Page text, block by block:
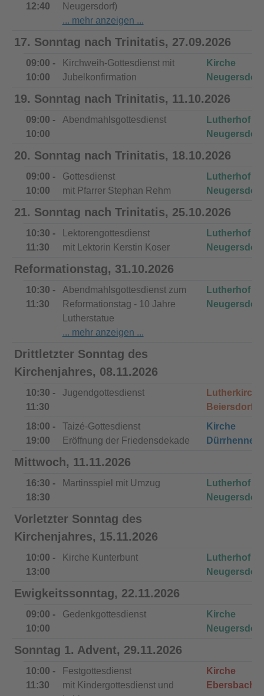
12:40
Neugersdorf)
17. Sonntag nach Trinitatis, 27.09.2026
09:00 -
10:00
Kirchweih-Gottesdienst mit
Jubelkonfirmation
Kirche
Neugersdorf
19. Sonntag nach Trinitatis, 11.10.2026
09:00 -
10:00
Abendmahlsgottesdienst
Lutherhof
Neugersdorf
20. Sonntag nach Trinitatis, 18.10.2026
09:00 -
10:00
Gottesdienst
mit Pfarrer Stephan Rehm
Lutherhof
Neugersdorf
21. Sonntag nach Trinitatis, 25.10.2026
10:30 -
11:30
Lektorengottesdienst
mit Lektorin Kerstin Koser
Lutherhof
Neugersdorf
Reformationstag, 31.10.2026
10:30 -
11:30
Abendmahlsgottesdienst zum
Reformationstag - 10 Jahre
Lutherstatue
Lutherhof
Neugersdorf
Drittletzter Sonntag des
Kirchenjahres, 08.11.2026
10:30 -
11:30
Jugendgottesdienst
Lutherkirche
Beiersdorf
18:00 -
19:00
Taizé-Gottesdienst
Eröffnung der Friedensdekade
Kirche
Mittwoch, 11.11.2026
16:30 -
18:30
Martinsspiel mit Umzug
Lutherhof
Neugersdorf
Vorletzter Sonntag des
Kirchenjahres, 15.11.2026
10:00 -
13:00
Kirche Kunterbunt
Lutherhof
Neugersdorf
Ewigkeitssonntag, 22.11.2026
09:00 -
10:00
Gedenkgottesdienst
Kirche
Neugersdorf
Sonntag 1. Advent, 29.11.2026
10:00 -
11:30
Festgottesdienst
mit Kindergottesdienst und
Kirche
Ebersbach